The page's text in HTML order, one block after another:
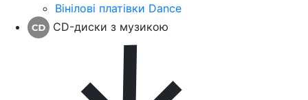
Вінілові платівки Dance
CD-диски з музикою